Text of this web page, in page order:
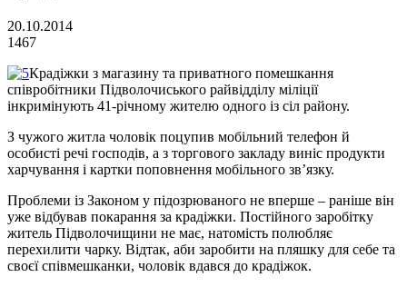
20.10.2014
1467
Крадіжки з магазину та приватного помешкання
співробітники Підволочиського райвідділу міліції
інкримінують 41-річному жителю одного із сіл району.
З чужого житла чоловік поцупив мобільний телефон й
особисті речі господів, а з торгового закладу виніс продукти
харчування і картки поповнення мобільного зв’язку.
Проблеми із Законом у підозрюваного не вперше – раніше він
уже відбував покарання за крадіжки. Постійного заробітку
житель Підволочищини не має, натомість полюбляє
перехилити чарку. Відтак, аби заробити на пляшку для себе та
своєї співмешканки, чоловік вдався до крадіжок.